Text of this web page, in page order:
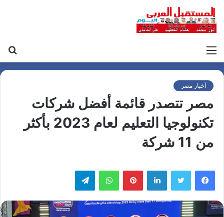
أخبار مصر
مصر تتصدر قائمة أفضل شركات
تكنولوجيا التعليم لعام 2023 بأكثر
من 11 شركة
لينكدإن بينتيريست واتساب